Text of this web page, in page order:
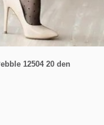
12504 20 den